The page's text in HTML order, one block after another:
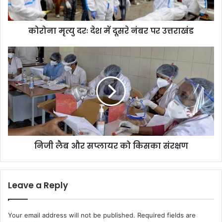
पर
उत्तराखंड
कोरोना मृत्यु दरः देश में दूसरे नंबर पर उत्तराखंड
निजी
लैब
और
सप्लायर
को
किसका
निजी लैब और सप्लायर को किसका संरक्षण
Leave a Reply
Your email address will not be published. Required fields are